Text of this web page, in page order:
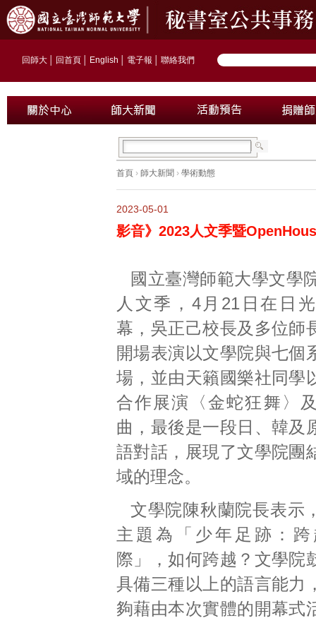
回師大 回首頁 English 電子報 聯絡我們
首頁 › 師大新聞 › 學術動態
2023-05-01
影音》2023人文季暨
國立臺灣師範大學文學
人文季，4月21日在日
幕，吳正己校長及多位師
開場表演以文學院與七個
場，並由天籟國樂社同學
合作展演〈金蛇狂舞〉
曲，最後是一段日、韓及
語對話，展現了文學院團
域的理念。
文學院陳秋蘭院長表示
主題為「少年足跡：
際」，如何跨越？文學院
具備三種以上的語言能力
夠藉由本次實體的開幕式